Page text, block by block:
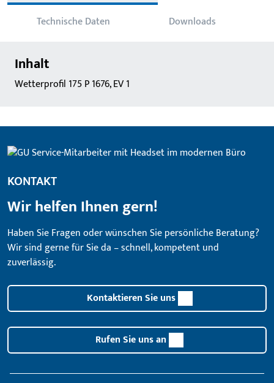
Technische Daten Downloads
Inhalt
Wetterprofil 175 P 1676, EV 1
KONTAKT
Wir helfen Ihnen gern!
Haben Sie Fragen oder wünschen Sie persönliche Beratung?
Wir sind gerne für Sie da – schnell, kompetent und
zuverlässig.
Kontaktieren Sie uns
Rufen Sie uns an